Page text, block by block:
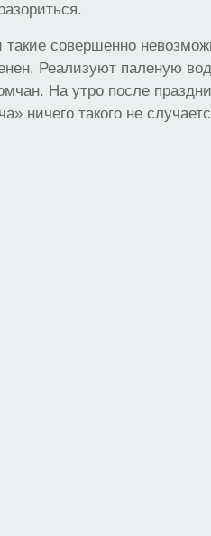
совершенно
Реализуют паленую
На утро после
ничего такого не